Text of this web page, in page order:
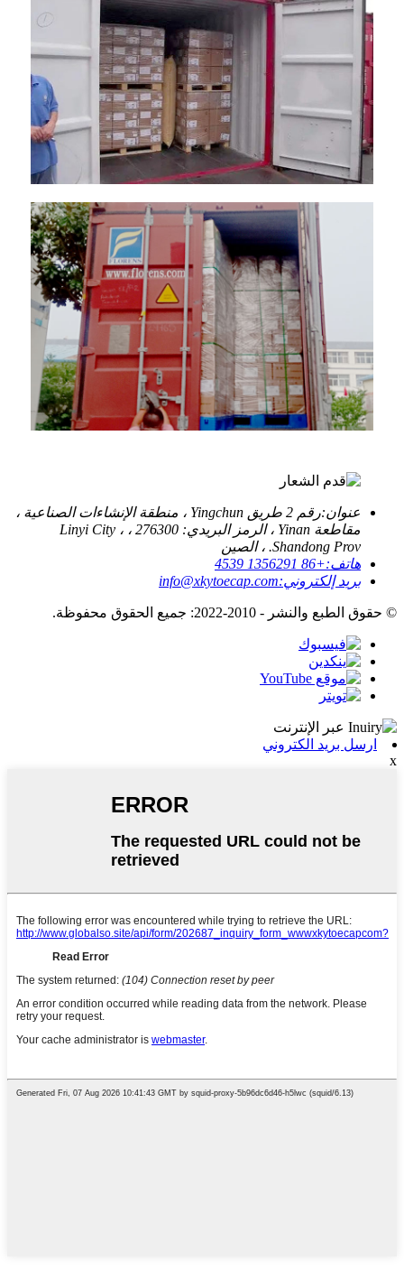
عنوان:
رقم 2 طريق Yingchun ، منطقة الإنشاءات الصناعية ،
مقاطعة Yinan ، الرمز البريدي: 276300 ، Linyi City ،
Shandong Prov. ، الصين
هاتف:+86 1356291 4539
بريد إلكتروني:info@xkytoecap.com
© حقوق الطبع والنشر - 2010-2022: جميع الحقوق محفوظة.
ارسل بريد الكتروني
x